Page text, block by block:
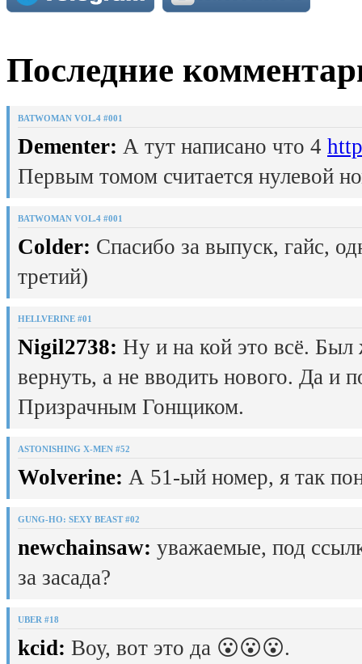
Последние
BATWOMAN VOL.4 #001
Dementer: А тут написано что 4
Первым томом считается нулевой
BATWOMAN VOL.4 #001
Colder: Спасибо за выпуск, гайс,
третий)
HELLVERINE #01
Nigil2738: Ну и на кой это всё.
вернуть, а не вводить нового. Да и
Призрачным Гонщиком.
ASTONISHING X-MEN #52
Wolverine: А 51-ый номер, я так
GUNG-HO: SEXY BEAST #02
newchainsaw: уважаемые, под
за засада?
UBER #18
kcid: Воу, вот это да 😮😮😮.